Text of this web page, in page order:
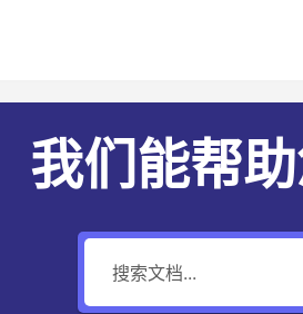
我们能帮